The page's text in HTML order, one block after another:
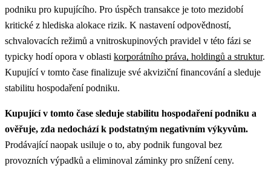
podniku pro kupujícího. Pro úspěch transakce je toto mezidobí
kritické z hlediska alokace rizik. K nastavení odpovědností,
schvalovacích režimů a vnitroskupinových pravidel v této fázi se
typicky hodí opora v oblasti korporátního práva, holdingů a struktur.
Kupující v tomto čase finalizuje své akviziční financování a sleduje
stabilitu hospodaření podniku.
Kupující v tomto čase sleduje stabilitu hospodaření podniku a
ověřuje, zda nedochází k podstatným negativním výkyvům.
Prodávající naopak usiluje o to, aby podnik fungoval bez
provozních výpadků a eliminoval záminky pro snížení ceny.